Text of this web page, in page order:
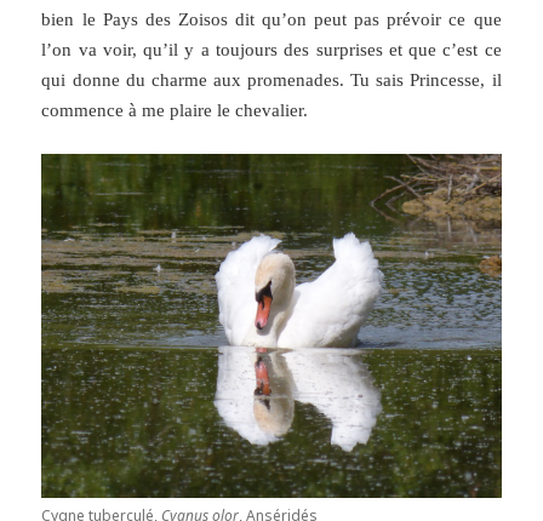
bien le Pays des Zoisos dit qu’on peut pas prévoir ce que
l’on va voir, qu’il y a toujours des surprises et que c’est ce
qui donne du charme aux promenades. Tu sais Princesse, il
commence à me plaire le chevalier.
Cygne tuberculé, Cygnus olor, Anséridés